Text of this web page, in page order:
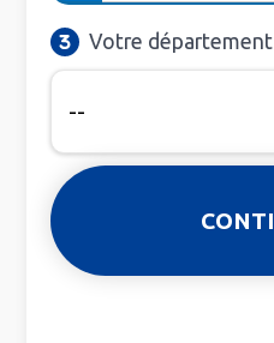
Votre département